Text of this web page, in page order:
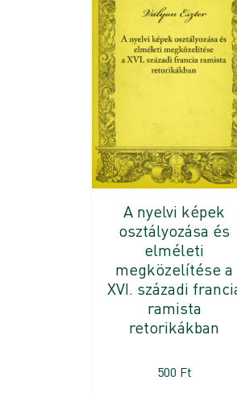
A nyelvi képek
osztályozása és
elméleti
megközelítése a
XVI. századi
ramista
retorikákban
500 Ft